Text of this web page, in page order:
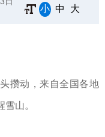
小 中 大
攒动，来自全国各地
山。